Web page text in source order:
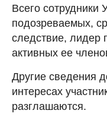
Всего
подозреваемых,
следствие, лидер
активных ее
Другие сведения
интересах
разглашаются.